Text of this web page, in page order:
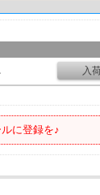
に登録を♪